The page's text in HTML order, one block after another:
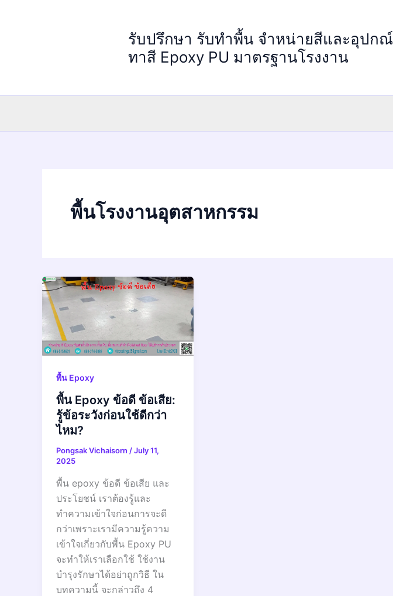
รับปรึกษา รับทำพื้น จำหน่ายสีและอุปกณ์
ทาสี Epoxy PU มาตรฐานโรงงาน
พื้นโรงงานอุตสาหกรรม
พื้น Epoxy
พื้น Epoxy ข้อดี ข้อเสีย:
รู้ข้อระวังก่อนใช้ดีกว่า
ไหม?
Pongsak Vichaisorn /July 11,
2025
พื้น epoxy ข้อดี ข้อเสีย และ
ประโยชน์ เราต้องรู้และ
ทำความเข้าใจก่อนการจะดี
กว่าเพราะเรามีความรู้ความ
เข้าใจเกี่ยวกับพื้น Epoxy PU
จะทำให้เราเลือกใช้ ใช้งาน
บำรุงรักษาได้อย่าถูกวิธี ใน
บทความนี้ จะกล่าวถึง 4